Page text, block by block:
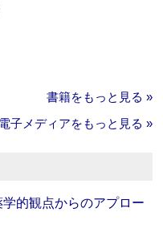
書籍をもっと見る »
電子メディアをもっと見る »
的観点からのアプロー